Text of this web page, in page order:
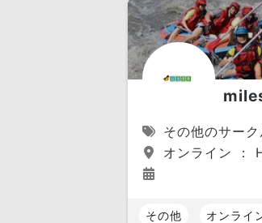
その他のサーク
オンライン ：
その他 オンライ